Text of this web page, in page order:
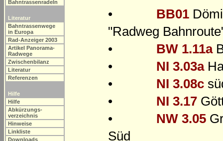
Bahntrassenradeln
Literatur
Bahntrassenwege
in Europa
Rad-Anzeiger 2003
Artikel Panorama-
Radwege
Zwischenbilanz
Literatur
Referenzen
Hilfe
Hilfe
Abkürzungs-
verzeichnis
Hinweise
Linkliste
Downloads
• BB01
"Radweg
•
BW 1.11a
•
NI 3.03a
•
NI 3.08c
•
NI 3.17
•
NW 3.05
Süd